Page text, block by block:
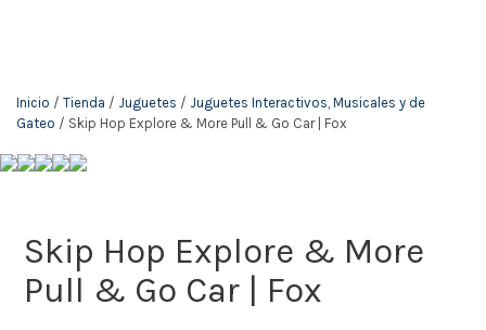
Inicio / Tienda / Juguetes / Juguetes Interactivos, Musicales y de
Gateo / Skip Hop Explore & More Pull & Go Car | Fox
Skip Hop Explore & More
Pull & Go Car | Fox